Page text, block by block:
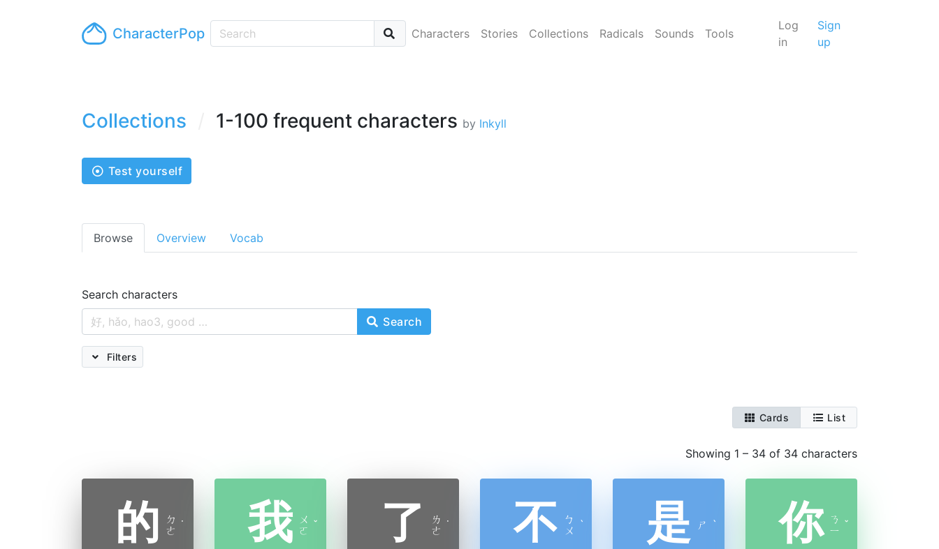
CharacterPop Characters Stories Collections Radicals Sounds Tools
Log
in
Sign
up
Collections 1-100 frequent characters by Inkyll
Test yourself
Browse Overview Vocab
Search characters
Search
Filters
Cards List
Showing 1 – 34 of 34 characters
的
ㄉ
ㄜ ˙ 我 ㄨ
ㄛ ˇ 了
ㄌ
ㄜ ˙ 不 ㄅ
ㄨ ˋ 是 ㄕ ˋ 你 ㄋ
ㄧ ˇ